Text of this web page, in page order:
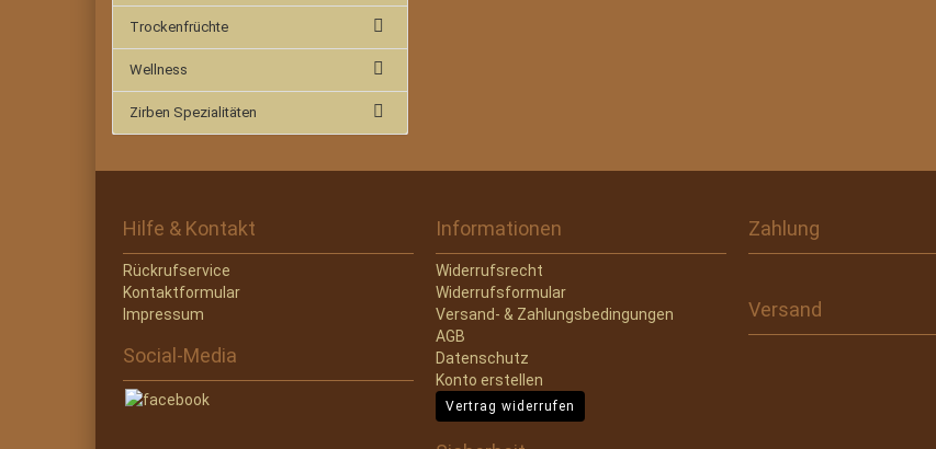
Trockenfrüchte
Wellness
Zirben Spezialitäten
Hilfe & Kontakt
Rückrufservice
Kontaktformular
Impressum
Social-Media
Informationen
Widerrufsrecht
Widerrufsformular
Versand- & Zahlungsbedingungen
AGB
Datenschutz
Konto erstellen
Vertrag widerrufen
Zahlung
Versand